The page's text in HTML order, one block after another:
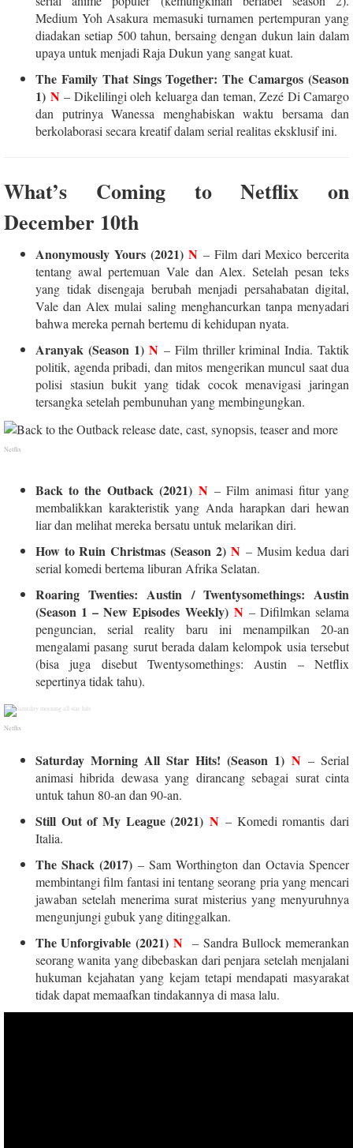
Medium Yoh Asakura memasuki turnamen pertempuran yang
diadakan setiap 500 tahun, bersaing dengan dukun lain dalam
upaya untuk menjadi Raja Dukun yang sangat kuat.
The Family That Sings Together: The Camargos (Season
1) N – Dikelilingi oleh keluarga dan teman, Zezé Di Camargo
dan putrinya Wanessa menghabiskan waktu bersama dan
berkolaborasi secara kreatif dalam serial realitas eksklusif ini.
What’s Coming to Netflix on
December 10th
Anonymously Yours (2021)N – Film dari Mexico bercerita
tentang awal pertemuan Vale dan Alex. Setelah pesan teks
yang tidak disengaja berubah menjadi persahabatan digital,
Vale dan Alex mulai saling menghancurkan tanpa menyadari
bahwa mereka pernah bertemu di kehidupan nyata.
Aranyak (Season 1)N – Film thriller kriminal India. Taktik
politik, agenda pribadi, dan mitos mengerikan muncul saat dua
polisi stasiun bukit yang tidak cocok menavigasi jaringan
tersangka setelah pembunuhan yang membingungkan.
Netflix
Back to the Outback (2021) N – Film animasi fitur yang
membalikkan karakteristik yang Anda harapkan dari hewan
liar dan melihat mereka bersatu untuk melarikan diri.
How to Ruin Christmas (Season 2)N – Musim kedua dari
serial komedi bertema liburan Afrika Selatan.
Roaring Twenties: Austin / Twentysomethings: Austin
(Season 1 – New Episodes Weekly) N – Difilmkan selama
penguncian, serial reality baru ini menampilkan 20-an
mengalami pasang surut berada dalam kelompok usia tersebut
(bisa juga disebut Twentysomethings: Austin – Netflix
sepertinya tidak tahu).
Netflix
Saturday Morning All Star Hits! (Season 1) N – Serial
animasi hibrida dewasa yang dirancang sebagai surat cinta
untuk tahun 80-an dan 90-an.
Still Out of My League (2021)N – Komedi romantis dari
Italia.
The Shack (2017) – Sam Worthington dan Octavia Spencer
membintangi film fantasi ini tentang seorang pria yang mencari
jawaban setelah menerima surat misterius yang menyuruhnya
mengunjungi gubuk yang ditinggalkan.
The Unforgivable (2021) N – Sandra Bullock memerankan
seorang wanita yang dibebaskan dari penjara setelah menjalani
hukuman kejahatan yang kejam tetapi mendapati masyarakat
tidak dapat memaafkan tindakannya di masa lalu.